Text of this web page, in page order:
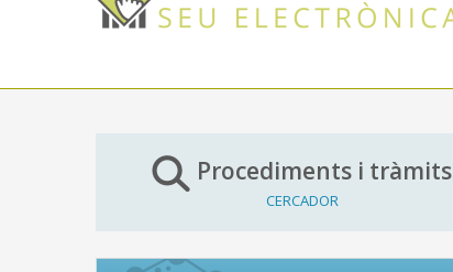
Procediments i tràmits
CERCADOR